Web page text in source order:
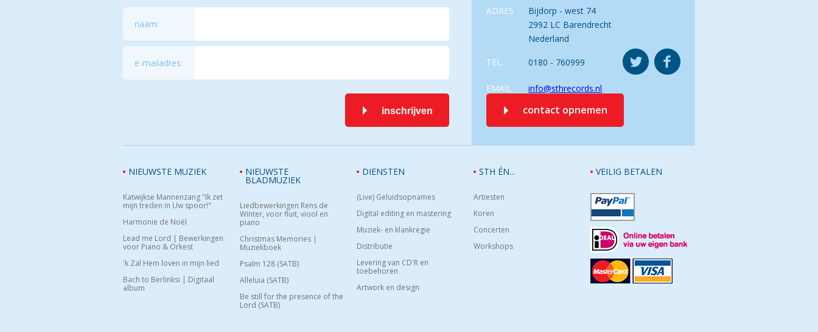
ADRES
Bijdorp - west 74
2992 LC Barendrecht
Nederland
TEL. 0180 - 760999
EMAIL info@sthrecords.nl
contact opnemen
naam:
e-mailadres:
inschrijven
VEILIG BETALEN
NIEUWSTE MUZIEK
Katwijkse Mannenzang "Ik zet
mijn treden in Uw spoor!"
Harmonie de Noël
Lead me Lord | Bewerkingen
voor Piano & Orkest
'k Zal Hem loven in mijn lied
Bach to Berlinksi | Digitaal
album
NIEUWSTE
BLADMUZIEK
Liedbewerkingen Rens de
Winter, voor fluit, viool en
piano
Christmas Memories |
Muziekboek
Psalm 128 (SATB)
Alleluia (SATB)
Be still for the presence of the
Lord (SATB)
DIENSTEN
(Live) Geluidsopnames
Digital editing en mastering
Muziek- en klankregie
Distributie
Levering van CD'R en
toebehoren
Artwork en design
STH ÉN...
Artiesten
Koren
Concerten
Workshops